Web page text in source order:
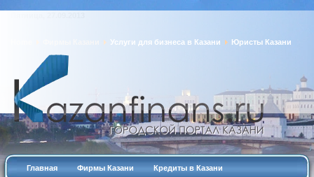
Услуги для бизнеса в Казани Юристы Казани
Главная Фирмы Казани Кредиты в Казани